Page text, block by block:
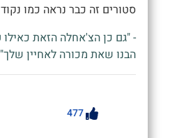
סטורים זה כבר נראה כמו
- "גם כן הצ'אחלה הזאת כאילו
הבנו שאת מכורה לאחיין שלך"
477